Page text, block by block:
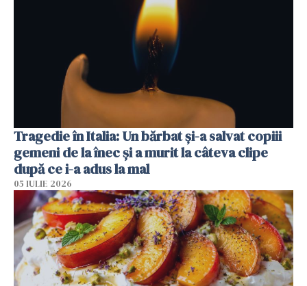
Tragedie în Italia: Un bărbat și-a salvat copiii
gemeni de la înec și a murit la câteva clipe
după ce i-a adus la mal
05 IULIE 2026